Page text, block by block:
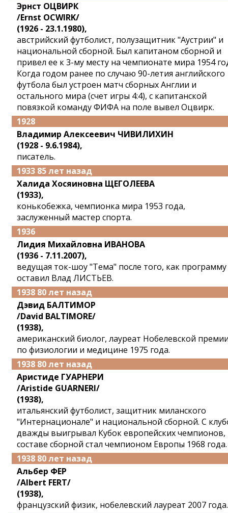
Эрнст ОЦВИРК
/Ernst OCWIRK/
(1926 - 23.1.1980),
австрийский футболист, полузащитник "Аустрии" и
национальной сборной. Был капитаном сборной и
привел ее к 3-му месту на чемпионате мира 1954
Когда годом ранее по случаю 90-летия английского
футбола был устроен матч сборных Англии и
остального мира (счет игры 4:4), с капитанской
повязкой команду ФИФА на поле вывел Оцвирк.
1928
Владимир Алексеевич ЧИВИЛИХИН
(1928 - 9.6.1984),
писатель.
1933 85 лет назад
Халида Хосяиновна ЩЕГОЛЕЕВА
(1933),
конькобежка, чемпионка мира 1953 года,
заслуженный мастер спорта.
1936
Лидия Михайловна ИВАНОВА
(1936 - 7.11.2007),
ведущая ток-шоу "Тема" после того, как программу
оставил Влад ЛИСТЬЕВ.
1938 80 лет назад
Дэвид БАЛТИМОР
/David BALTIMORE/
(1938),
американский биолог, лауреат Нобелевской
по физиологии и медицине 1975 года.
1938 80 лет назад
Аристиде ГУАРНЕРИ
/Aristide GUARNERI/
(1938),
итальянский футболист, защитник миланского
"Интернационале" и национальной сборной. С
дважды выигрывал Кубок европейских чемпионов,
составе сборной стал чемпионом Европы 1968 года.
1938 80 лет назад
Альбер ФЕР
/Albert FERT/
(1938),
французский физик, нобелевский лауреат 2007 года.